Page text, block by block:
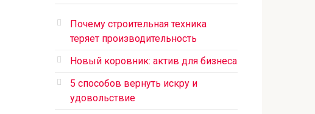
Почему строительная техника
теряет производительность
Новый коровник: актив для бизнеса
5 способов вернуть искру и
удовольствие